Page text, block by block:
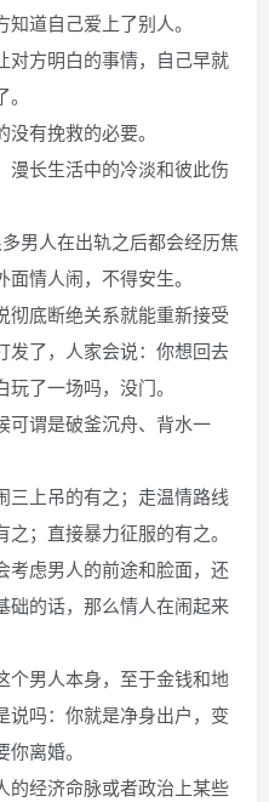
道自己爱上了别人。
对方明白的事情，自己早就
挽救的必要。
漫长生活中的冷淡和彼此伤
在出轨之后都会经历焦
情人闹，不得安生。
彻底断绝关系就能重新接受
发了，人家会说：你想回去
了一场吗，没门。
可谓是破釜沉舟、背水一
三上吊的有之；走温情路线
；直接暴力征服的有之。
考虑男人的前途和脸面，还
础的话，那么情人在闹起来
个男人本身，至于金钱和地
说吗：你就是净身出户，变
离婚。
济命脉或者政治上某些